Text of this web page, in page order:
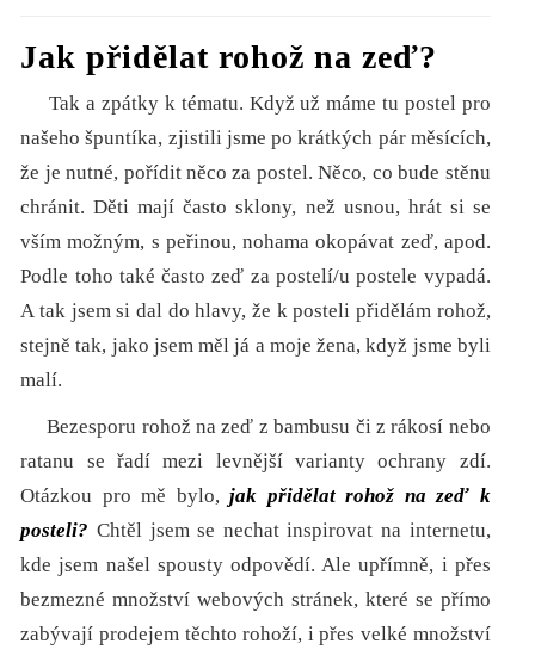
Jak přidělat rohož na zeď?
Tak a zpátky k tématu. Když už máme tu postel pro
našeho špuntíka, zjistili jsme po krátkých pár měsících,
že je nutné, pořídit něco za postel. Něco, co bude stěnu
chránit. Děti mají často sklony, než usnou, hrát si se
vším možným, s peřinou, nohama okopávat zeď, apod.
Podle toho také často zeď za postelí/u postele vypadá.
A tak jsem si dal do hlavy, že k posteli přidělám rohož,
stejně tak, jako jsem měl já a moje žena, když jsme byli
malí.
Bezesporu rohož na zeď z bambusu či z rákosí nebo
ratanu se řadí mezi levnější varianty ochrany zdí.
Otázkou pro mě bylo,jak přidělat rohož na zeď k
posteli? Chtěl jsem se nechat inspirovat na internetu,
kde jsem našel spousty odpovědí. Ale upřímně, i přes
bezmezné množství webových stránek, které se přímo
zabývají prodejem těchto rohoží, i přes velké množství